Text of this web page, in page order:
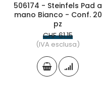
506174 - Steinfels Pad a
mano Bianco - Conf. 20
pz
CHF 61.15
(IVA esclusa)